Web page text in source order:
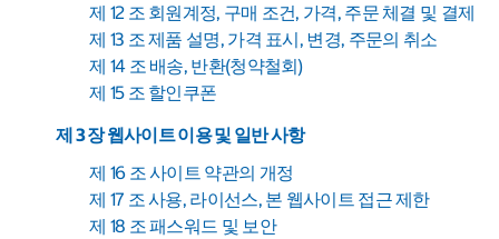
제 12 조 회원계정, 구매 조건, 가격, 주문 체결 및 결제
제 13 조 제품 설명, 가격 표시, 변경, 주문의 취소
제 14 조 배송, 반환(청약철회)
제 15 조 할인쿠폰
제 3 장 웹사이트 이용 및 일반 사항
제 16 조 사이트 약관의 개정
제 17 조 사용, 라이선스, 본 웹사이트 접근 제한
제 18 조 패스워드 및 보안